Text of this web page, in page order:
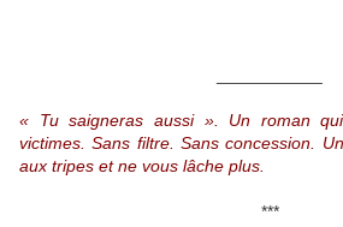
« Tu saigneras aussi ». Un roman
victimes. Sans filtre. Sans concession.
aux tripes et ne vous lâche plus.
***